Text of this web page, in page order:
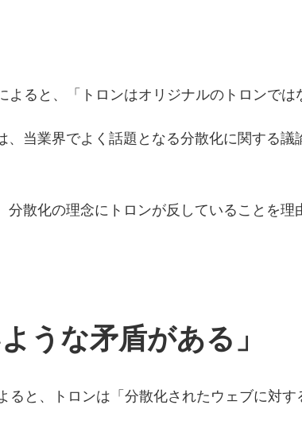
ると、「トロンはオリジナルのトロンでは
当業界でよく話題となる分散化に関する議
散化の理念にトロンが反していることを理
うな矛盾がある」
と、トロンは「分散化されたウェブに対す